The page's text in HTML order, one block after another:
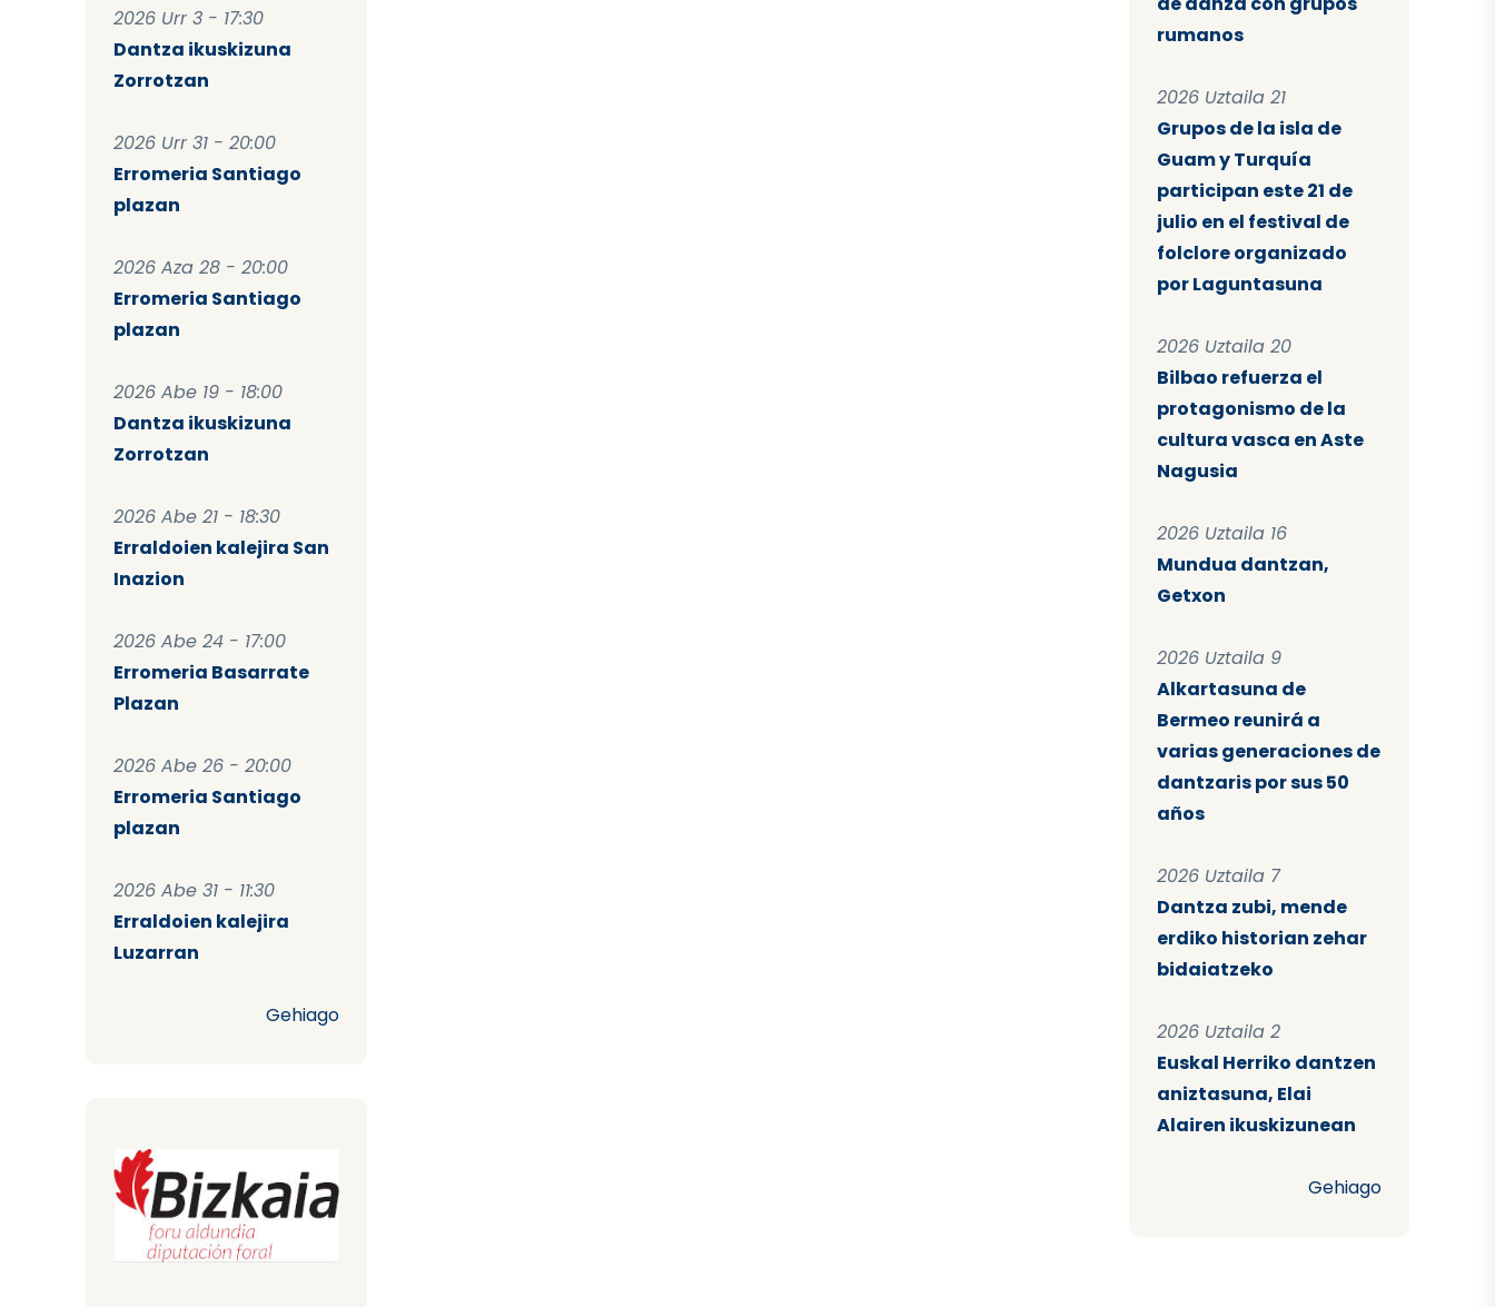
2026 Urr 3 - 17:30
Dantza ikuskizuna
Zorrotzan
2026 Urr 31 - 20:00
Erromeria Santiago
plazan
2026 Aza 28 - 20:00
Erromeria Santiago
plazan
2026 Abe 19 - 18:00
Dantza ikuskizuna
Zorrotzan
2026 Abe 21 - 18:30
Erraldoien kalejira San
Inazion
2026 Abe 24 - 17:00
Erromeria Basarrate
Plazan
2026 Abe 26 - 20:00
Erromeria Santiago
plazan
2026 Abe 31 - 11:30
Erraldoien kalejira
Luzarran
Gehiago
rumanos
2026 Uztaila 21
Grupos de la isla de
Guam y Turquía
participan este 21 de
julio en el festival de
folclore organizado
por Laguntasuna
2026 Uztaila 20
Bilbao refuerza el
protagonismo de la
cultura vasca en Aste
Nagusia
2026 Uztaila 16
Mundua dantzan,
Getxon
2026 Uztaila 9
Alkartasuna de
Bermeo reunirá a
varias generaciones de
dantzaris por sus 50
años
2026 Uztaila 7
Dantza zubi, mende
erdiko historian zehar
bidaiatzeko
2026 Uztaila 2
Euskal Herriko dantzen
aniztasuna, Elai
Alairen ikuskizunean
Gehiago